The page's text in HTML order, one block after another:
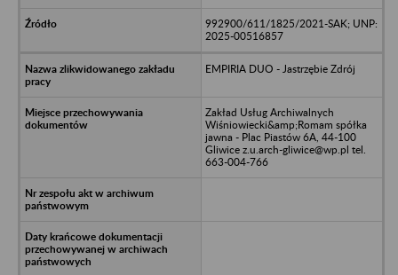
992900/611/1825/2021-SAK; UNP:
2025-00516857
EMPIRIA DUO - Jastrzębie Zdrój
Zakład Usług Archiwalnych
Wiśniowiecki&amp;Romam spółka
jawna - Plac Piastów 6A, 44-100
Gliwice z.u.arch-gliwice@wp.pl tel.
663-004-766